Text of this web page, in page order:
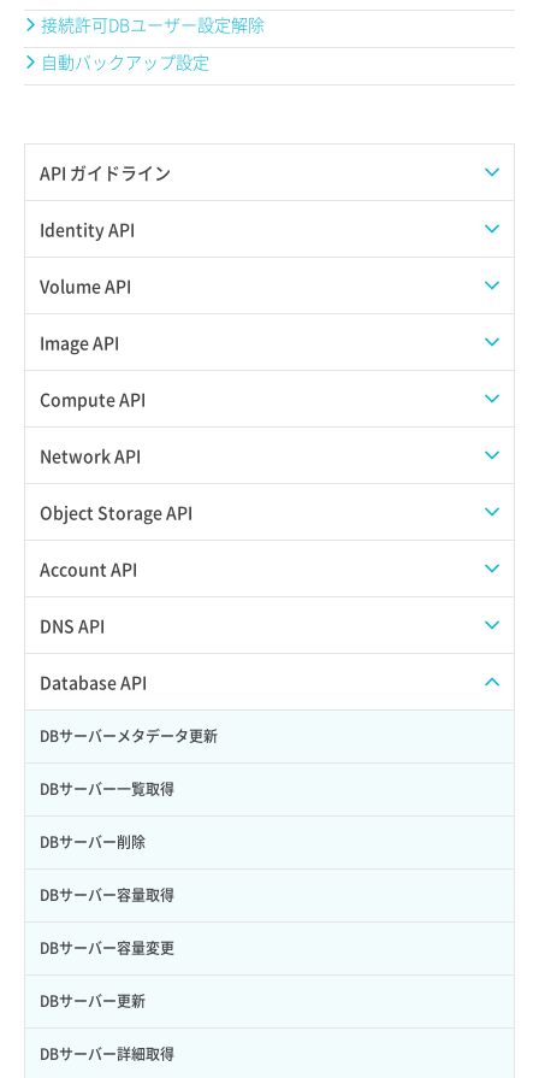
API ガイドライン
APIのご利用について
Identity API
トークン発行
Volume API
イメージ保存（追加SSD）
ボリュームタイプ一覧取得
ボリュームタイプ詳細取得
ボリューム詳細一覧取得
ボリューム詳細取得
ボリューム追加
Image API
イメージコンテナスキーマ情報取得
イメージスキーマ情報取得
イメージメンバーコンテナスキーマ情報取得
イメージ一覧取得
イメージ保存容量取得
イメージ保存容量変更
イメージ削除
イメージ詳細取得
Compute API
ISOイメージダウンロード
ISOイメージ一覧取得
ISOイメージ挿入
VMに紐づくセキュリティグループ取得
VMプラン一覧取得
VMプラン詳細一覧取得
VMプラン詳細取得
VMメタデータ更新
VMメタデータ詳細取得
VMリサイズ
Network API
POOL一覧取得
POOL削除
POOL更新
Object Storage API
Web公開
アカウント容量設定
アカウント情報取得
オブジェクトアップロード
オブジェクトダウンロード
オブジェクトバージョン管理
オブジェクト削除
オブジェクト削除予約
オブジェクト複製
オブジェクト詳細取得
Account API
アイテム一覧取得
アイテム詳細取得
オブジェクトストレージ利用状況グラフ（リクエスト数）
オブジェクトストレージ利用状況グラフ（使用容量）
入金サマリー取得
入金履歴取得
告知一覧取得
告知詳細取得
告知閲覧ステータス変更
DNS API
ゾーンファイルインポート
ゾーンファイルエクスポート
ドメイン一覧表示
ドメイン情報削除
ドメイン情報更新
ドメイン情報登録
ドメイン詳細取得
レコード一覧取得
Database API
DBサーバーメタデータ更新
DBサーバー一覧取得
DBサーバー削除
DBサーバー容量取得
DBサーバー容量変更
DBサーバー更新
DBサーバー詳細取得
接続許可DBユーザー設定解除
自動バックアップ設定